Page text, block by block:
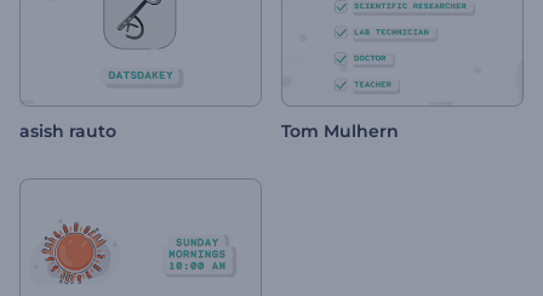
asish rauto Tom Mulhern